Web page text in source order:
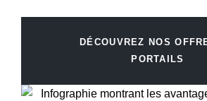
DÉCOUVREZ NOS
PORTAILS